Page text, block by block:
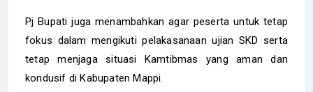
Pj Bupati juga menambahkan agar peserta untuk tetap
fokus dalam mengikuti pelakasanaan ujian SKD serta
tetap menjaga situasi Kamtibmas yang aman dan
kondusif di Kabupaten Mappi.